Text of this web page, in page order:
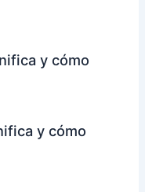
y cómo
y cómo